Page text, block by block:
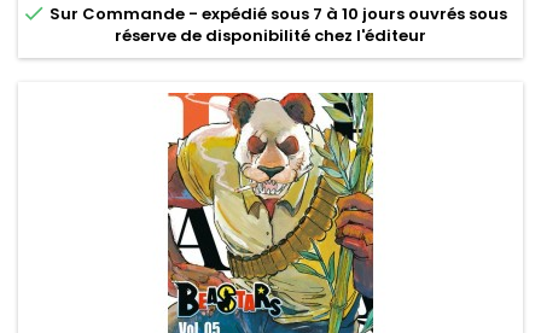
 Sur Commande - expédié sous 7 à 10 jours ouvrés sous
réserve de disponibilité chez l'éditeur